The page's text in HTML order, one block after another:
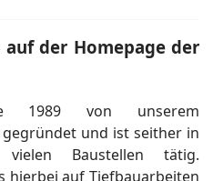
der Homepage der
1989 von unserem
gegründet und ist seither in
Baustellen tätig.
hierbei auf Tiefbauarbeiten